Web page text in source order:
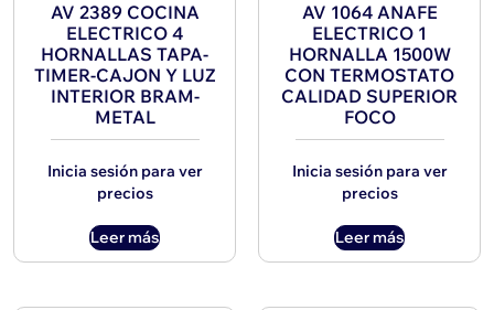
AV 2389 COCINA
ELECTRICO 4
HORNALLAS TAPA-
TIMER-CAJON Y LUZ
INTERIOR BRAM-
METAL
Inicia sesión para ver
precios
Leer más
AV 1064 ANAFE
ELECTRICO 1
HORNALLA 1500W
CON TERMOSTATO
CALIDAD SUPERIOR
FOCO
Inicia sesión para ver
precios
Leer más